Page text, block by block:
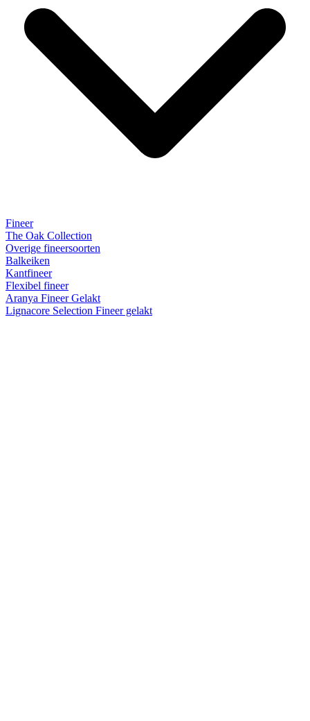
Fineer
The Oak Collection
Overige fineersoorten
Balkeiken
Kantfineer
Flexibel fineer
Aranya Fineer Gelakt
Lignacore Selection Fineer gelakt